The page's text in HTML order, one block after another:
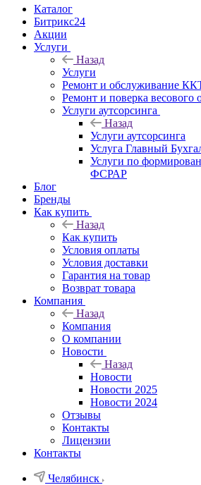
Каталог
Битрикс24
Акции
Услуги
Назад
Услуги
Ремонт и обслуживание
Ремонт и поверка весового
Услуги аутсорсинга
Назад
Услуги аутсорсинга
Услуга Главный
Услуги по
ФСРАР
Блог
Бренды
Как купить
Назад
Как купить
Условия оплаты
Условия доставки
Гарантия на товар
Возврат товара
Компания
Назад
Компания
О компании
Новости
Назад
Новости
Новости 2025
Новости 2024
Отзывы
Контакты
Лицензии
Контакты
Челябинск